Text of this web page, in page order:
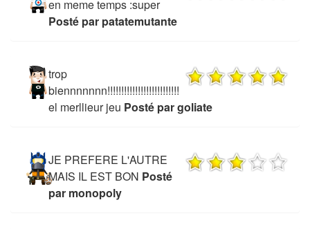
en meme temps :super
Posté par patatemutante
trop
biennnnnnn!!!!!!!!!!!!!!!!!!!!!!!!!!
el merllieur jeu Posté par goliate
JE PREFERE L'AUTRE
MAIS IL EST BON Posté
par monopoly